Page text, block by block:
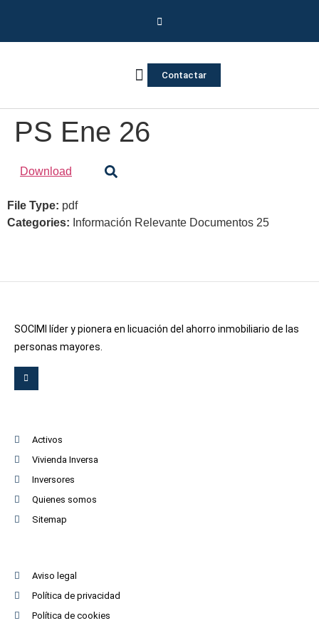
Contactar
PS Ene 26
Download
File Type: pdf
Categories: Información Relevante Documentos 25
SOCIMI líder y pionera en licuación del ahorro inmobiliario de las
personas mayores.
Activos
Vivienda Inversa
Inversores
Quienes somos
Sitemap
Aviso legal
Política de privacidad
Política de cookies